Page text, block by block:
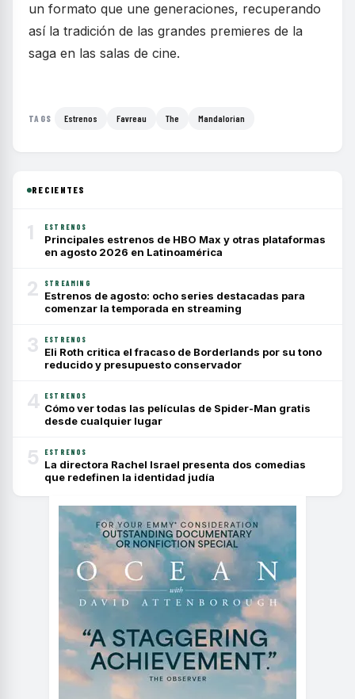
un formato que une generaciones, recuperando
así la tradición de las grandes premieres de la
saga en las salas de cine.
TAGS Estrenos Favreau The Mandalorian
RECIENTES
1 ESTRENOS
Principales estrenos de HBO Max y otras plataformas
en agosto 2026 en Latinoamérica
2 STREAMING
Estrenos de agosto: ocho series destacadas para
comenzar la temporada en streaming
3 ESTRENOS
Eli Roth critica el fracaso de Borderlands por su tono
reducido y presupuesto conservador
4 ESTRENOS
Cómo ver todas las películas de Spider-Man gratis
desde cualquier lugar
5 ESTRENOS
La directora Rachel Israel presenta dos comedias
que redefinen la identidad judía